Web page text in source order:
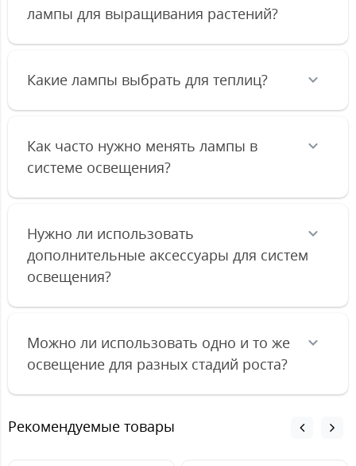
лампы для выращивания растений?
Какие лампы выбрать для теплиц?
Как часто нужно менять лампы в
системе освещения?
Нужно ли использовать
дополнительные аксессуары для систем
освещения?
Можно ли использовать одно и то же
освещение для разных стадий роста?
Рекомендуемые товары